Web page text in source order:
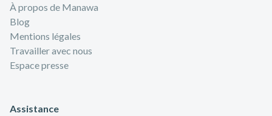
À propos de Manawa
Blog
Mentions légales
Travailler avec nous
Espace presse
Assistance